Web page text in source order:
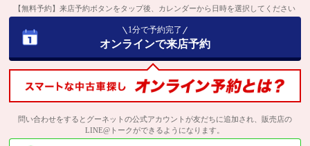
【無料予約】来店予約ボタンをタップ後、カレンダーから日時を選択してください
1分で予約完了
オンラインで来店予約
問い合わせをするとグーネットの公式アカウントが友だちに追加され、販売店の
LINE@トークができるようになります。